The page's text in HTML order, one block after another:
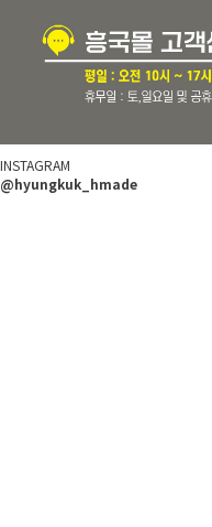
INSTAGRAM
@hyungkuk_hmade